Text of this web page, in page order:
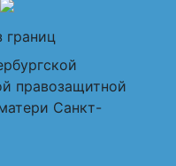
границ
правозащитной
Санкт-